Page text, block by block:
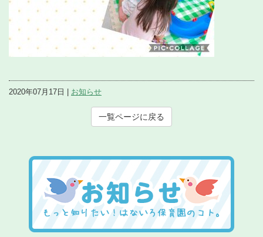
2020年07月17日 | お知らせ
一覧ページに戻る